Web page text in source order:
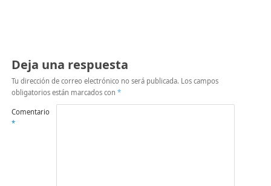
Deja una respuesta
Tu dirección de correo electrónico no será publicada. Los campos
obligatorios están marcados con *
Comentario
*